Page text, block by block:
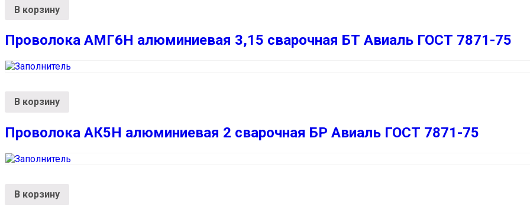
В корзину
Проволока АМГ6Н алюминиевая 3,15 сварочная БТ Авиаль ГОСТ 7871-75
В корзину
Проволока АК5Н алюминиевая 2 сварочная БР Авиаль ГОСТ 7871-75
В корзину